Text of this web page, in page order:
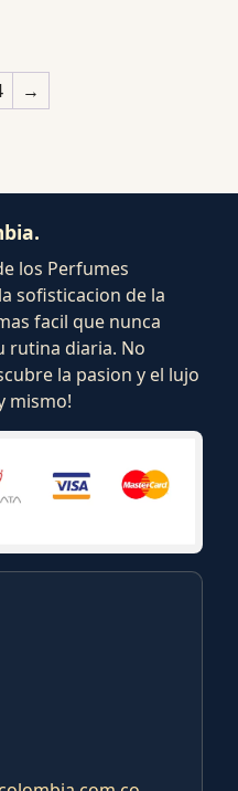
→
los Perfumes
sofisticacion de la
facil que nunca
rutina diaria. No
la pasion y el lujo
mismo!